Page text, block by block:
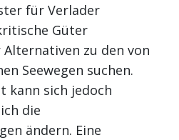
für Verlader
Güter
zu den von
Seewegen suchen.
kann sich jedoch
die
ändern. Eine